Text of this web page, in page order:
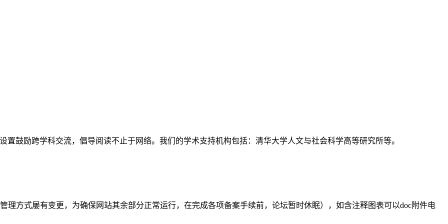
置鼓励跨学科交流，倡导阅读不止于网络。我们的学术支持机构包括：清华大学人文与社会科学高等研究所等。
理方式屡有变更，为确保网站其余部分正常运行，在完成各项备案手续前，论坛暂时休眠），如含注释图表可以doc附件电